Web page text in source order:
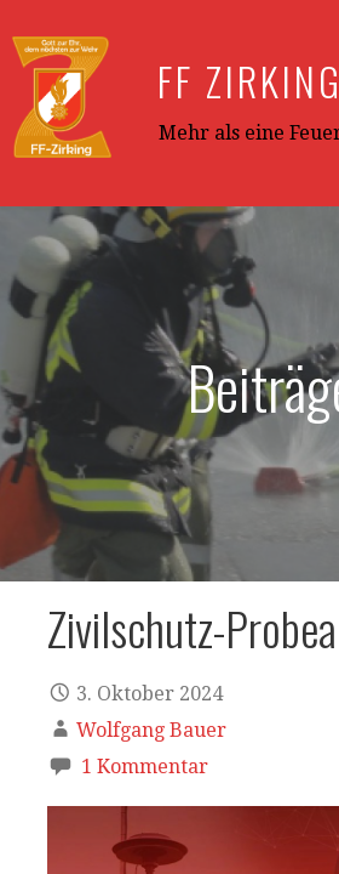
Inhalt
springen
FF ZIRKING
Mehr als eine
Zivilschutz-
3. Oktober 2024
Wolfgang Bauer
1 Kommentar